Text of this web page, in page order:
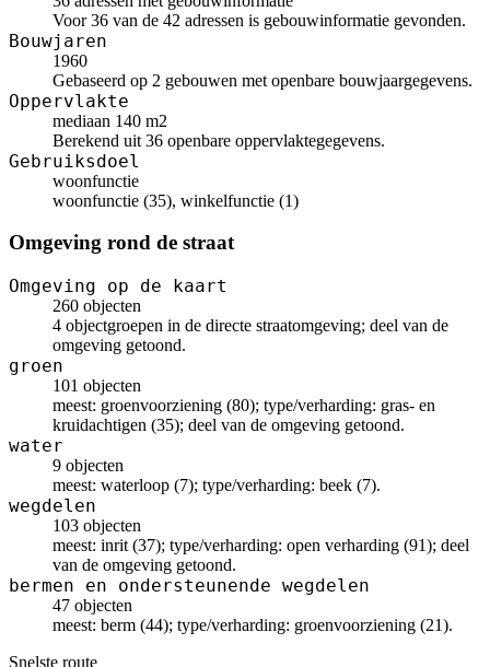
Voor 36 van de 42 adressen is gebouwinformatie gevonden.
Bouwjaren
1960
Gebaseerd op 2 gebouwen met openbare bouwjaargegevens.
Oppervlakte
mediaan 140 m2
Berekend uit 36 openbare oppervlaktegegevens.
Gebruiksdoel
woonfunctie
woonfunctie (35), winkelfunctie (1)
Omgeving rond de straat
Omgeving op de kaart
260 objecten
4 objectgroepen in de directe straatomgeving; deel van de
omgeving getoond.
groen
101 objecten
meest: groenvoorziening (80); type/verharding: gras- en
kruidachtigen (35); deel van de omgeving getoond.
water
9 objecten
meest: waterloop (7); type/verharding: beek (7).
wegdelen
103 objecten
meest: inrit (37); type/verharding: open verharding (91); deel
van de omgeving getoond.
bermen en ondersteunende wegdelen
47 objecten
meest: berm (44); type/verharding: groenvoorziening (21).
Snelste route